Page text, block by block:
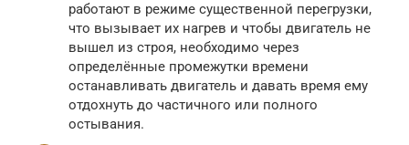
работают в режиме существенной перегрузки,
что вызывает их нагрев и чтобы двигатель не
вышел из строя, необходимо через
определённые промежутки времени
останавливать двигатель и давать время ему
отдохнуть до частичного или полного
остывания.